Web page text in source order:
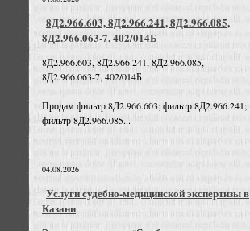
8Д2.966.603, 8Д2.966.241, 8Д2.966.085,
8Д2.966.063-7, 402/014Б
8Д2.966.603, 8Д2.966.241, 8Д2.966.085,
8Д2.966.063-7, 402/014Б
- - - -
Продам фильтр 8Д2.966.603; фильтр 8Д2.966.241;
фильтр 8Д2.966.085...
04.08.2026
Услуги судебно-медицинской экспертизы в
Казани